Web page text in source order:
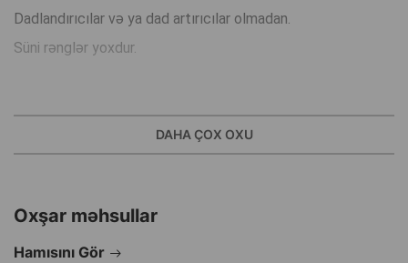
Dadlandırıcılar və ya dad artırıcılar olmadan.
Süni rənglər yoxdur.
dəstəkləmək üçün yüksək keyfiyyətli inqrediyentlərdən
istifadə edilməklə hazırlanmış balanslaşdırılmış və dadlı
Ev heyvanları üçün yüksək keyfiyyətli sağlam qida istehsal
DAHA ÇOX OXU
Oxşar məhsullar
Hamısını Gör